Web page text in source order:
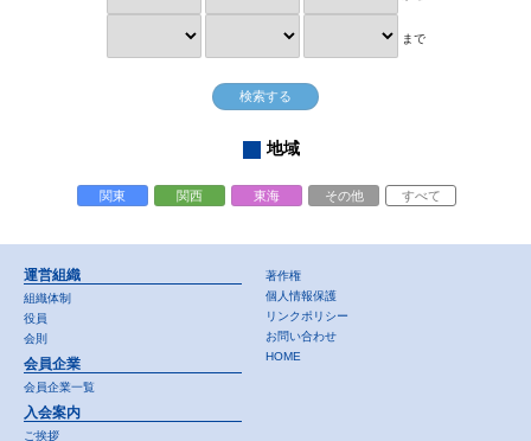
まで
地域
関東 関西 東海 その他 すべて
運営組織
組織体制
役員
会則
会員企業
会員企業一覧
入会案内
ご挨拶
著作権
個人情報保護
リンクポリシー
お問い合わせ
HOME